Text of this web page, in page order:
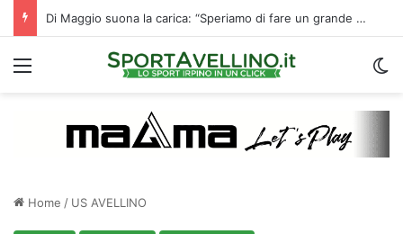
Di Maggio suona la carica: “Speriamo di fare un grande campionato. I tifosi? Sono un fattore”
Menu
Home / US AVELLINO